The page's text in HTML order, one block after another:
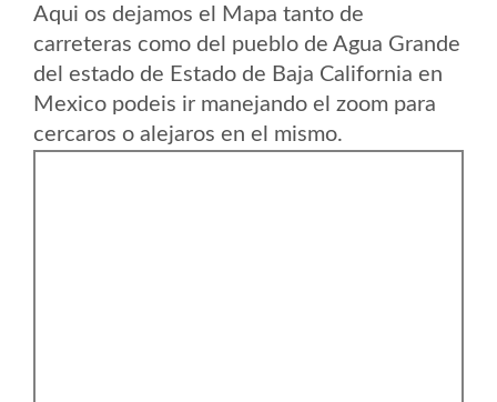
Aqui os dejamos el Mapa tanto de
carreteras como del pueblo de Agua Grande
del estado de Estado de Baja California en
Mexico podeis ir manejando el zoom para
cercaros o alejaros en el mismo.